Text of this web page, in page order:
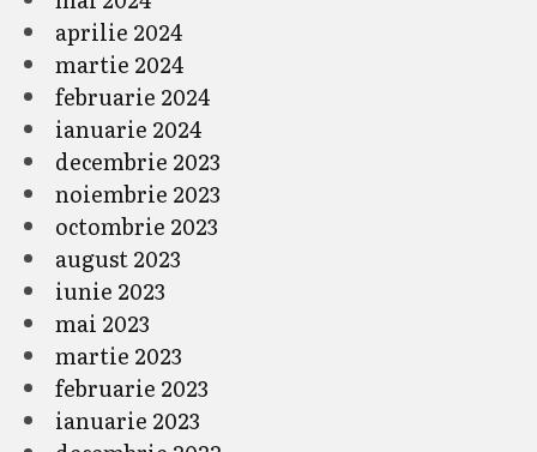
aprilie 2024
martie 2024
februarie 2024
ianuarie 2024
decembrie 2023
noiembrie 2023
octombrie 2023
august 2023
iunie 2023
mai 2023
martie 2023
februarie 2023
ianuarie 2023